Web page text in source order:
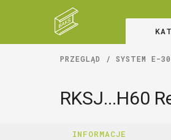
PRZEGLĄD SYSTEM E-
RKSJ...H60
INFORMACJE